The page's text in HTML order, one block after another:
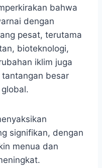
bahwa
dengan
pesat, terutama
bioteknologi,
iklim juga
besar
signifikan, dengan
menua dan